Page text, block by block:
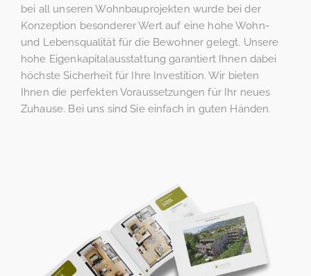
bei all unseren Wohnbauprojekten wurde bei der
Konzeption besonderer Wert auf eine hohe Wohn-
und Lebensqualität für die Bewohner gelegt. Unsere
hohe Eigenkapitalausstattung garantiert Ihnen dabei
höchste Sicherheit für Ihre Investition. Wir bieten
Ihnen die perfekten Voraussetzungen für Ihr neues
Zuhause. Bei uns sind Sie einfach in guten Händen.